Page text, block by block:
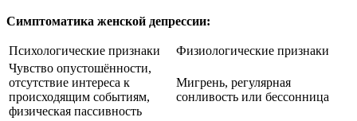
Симптоматика женской депрессии:
Психологические признаки
Физиологические признаки
Чувство опустошённости,
отсутствие интереса к
происходящим событиям,
физическая пассивность
Мигрень, регулярная
сонливость или бессонница